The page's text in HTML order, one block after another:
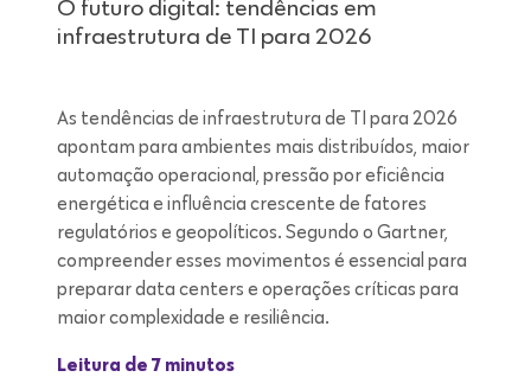
O futuro digital: tendências em
infraestrutura de TI para 2026
As tendências de infraestrutura de TI para 2026
apontam para ambientes mais distribuídos, maior
automação operacional, pressão por eficiência
energética e influência crescente de fatores
regulatórios e geopolíticos. Segundo o Gartner,
compreender esses movimentos é essencial para
preparar data centers e operações críticas para
maior complexidade e resiliência.
Leitura de 7 minutos